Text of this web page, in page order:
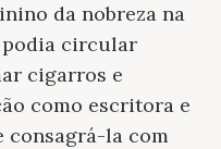
da nobreza na
podia circular
cigarros e
como escritora e
consagrá-la com